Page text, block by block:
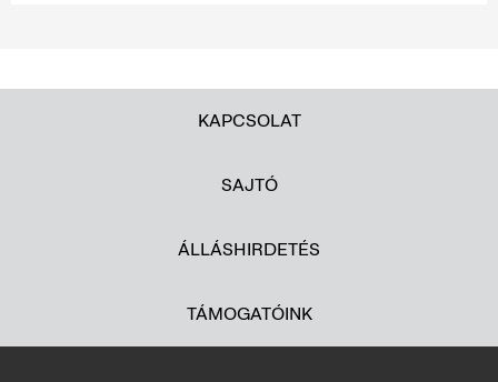
KAPCSOLAT
SAJTÓ
ÁLLÁSHIRDETÉS
TÁMOGATÓINK